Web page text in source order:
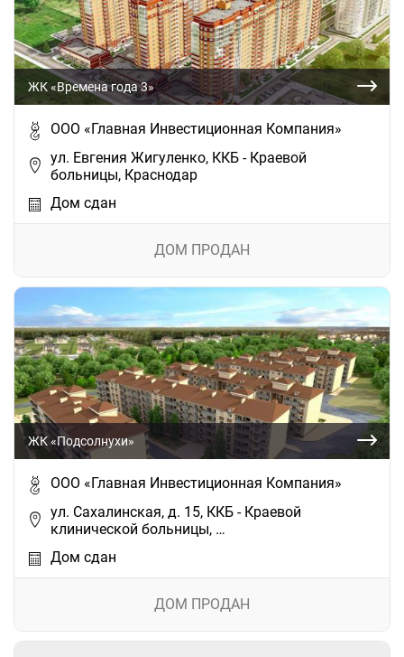
ЖК «Времена года 3»
ООО «Главная Инвестиционная Компания»
ул. Евгения Жигуленко, ККБ - Краевой
больницы, Краснодар
Дом сдан
ДОМ ПРОДАН
ЖК «Подсолнухи»
ООО «Главная Инвестиционная Компания»
ул. Сахалинская, д. 15, ККБ - Краевой
клинической больницы, …
Дом сдан
ДОМ ПРОДАН